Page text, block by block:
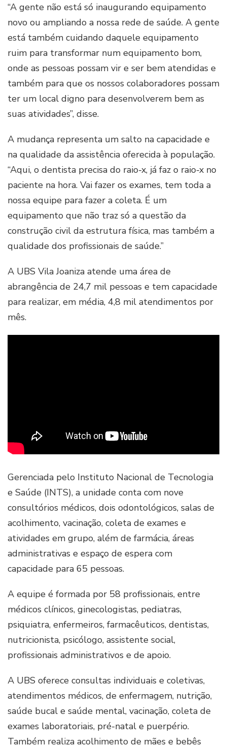
“A gente não está só inaugurando equipamento
novo ou ampliando a nossa rede de saúde. A gente
está também cuidando daquele equipamento
ruim para transformar num equipamento bom,
onde as pessoas possam vir e ser bem atendidas e
também para que os nossos colaboradores possam
ter um local digno para desenvolverem bem as
suas atividades”, disse.
A mudança representa um salto na capacidade e
na qualidade da assistência oferecida à população.
“Aqui, o dentista precisa do raio-x, já faz o raio-x no
paciente na hora. Vai fazer os exames, tem toda a
nossa equipe para fazer a coleta. É um
equipamento que não traz só a questão da
construção civil da estrutura física, mas também a
qualidade dos profissionais de saúde.”
A UBS Vila Joaniza atende uma área de
abrangência de 24,7 mil pessoas e tem capacidade
para realizar, em média, 4,8 mil atendimentos por
mês.
Gerenciada pelo Instituto Nacional de Tecnologia
e Saúde (INTS), a unidade conta com nove
consultórios médicos, dois odontológicos, salas de
acolhimento, vacinação, coleta de exames e
atividades em grupo, além de farmácia, áreas
administrativas e espaço de espera com
capacidade para 65 pessoas.
A equipe é formada por 58 profissionais, entre
médicos clínicos, ginecologistas, pediatras,
psiquiatra, enfermeiros, farmacêuticos, dentistas,
nutricionista, psicólogo, assistente social,
profissionais administrativos e de apoio.
A UBS oferece consultas individuais e coletivas,
atendimentos médicos, de enfermagem, nutrição,
saúde bucal e saúde mental, vacinação, coleta de
exames laboratoriais, pré-natal e puerpério.
Também realiza acolhimento de mães e bebês